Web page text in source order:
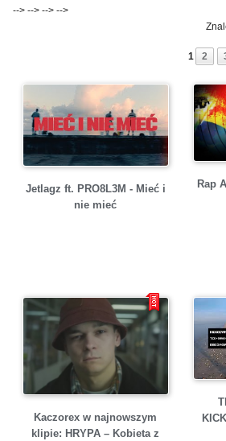
--> --> --> -->
1 2
Jetlagz ft. PRO8L3M - Mieć i
nie mieć
Rap
Kaczorex w najnowszym
klipie: HRYPA – Kobieta z